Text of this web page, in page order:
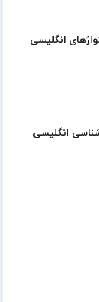
انگلیسی
انگلیسی